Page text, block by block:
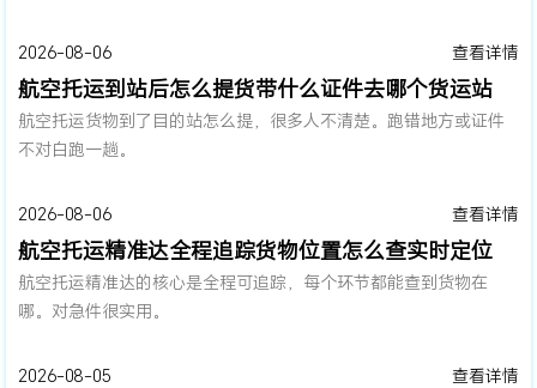
2026-08-06 查看详情
航空托运到站后怎么提货带什么证件去哪个货运站
航空托运货物到了目的站怎么提，很多人不清楚。跑错地方或证件
不对白跑一趟。
2026-08-06 查看详情
航空托运精准达全程追踪货物位置怎么查实时定位
航空托运精准达的核心是全程可追踪，每个环节都能查到货物在
哪。对急件很实用。
2026-08-05 查看详情